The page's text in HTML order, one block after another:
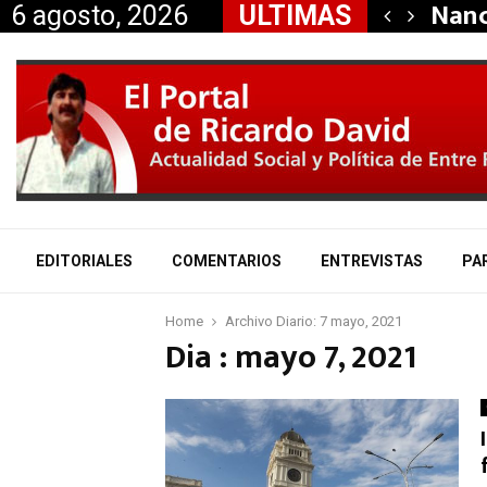
6 agosto, 2026 ULTIMAS
la renuncia…
EDITORIALES COMENTARIOS ENTREVISTAS
Home Archivo Diario: 7 mayo, 2021
Dia : mayo 7, 2021